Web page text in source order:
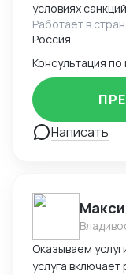
условиях
Работает в
Россия
Написать
Оказываем
услуга